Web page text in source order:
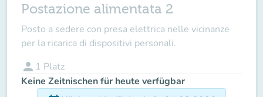
Postazione alimentata 2
Posto a sedere con presa elettrica nelle vicinanze
per la ricarica di dispositivi personali.
person 1 Platz
Keine Zeitnischen für heute verfügbar